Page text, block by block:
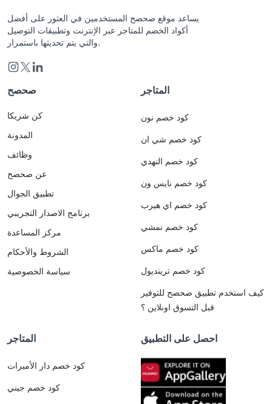
يساعد موقع صحصح المستخدمين في العثور على أفضل
أكواد الخصم للمتاجر عبر الإنترنت وتطبيقات التوصيل
والتي يتم تحديثها باستمرار.
صحصح
كن شريكا
المدونة
وظائف
عن صحصح
تطبيق الجوال
برنامج الاصدار التجريبي
مركز المساعدة
الشروط والأحكام
سياسة الخصوصية
المتاجر
كود خصم نون
كود خصم شي ان
كود خصم النهدي
كود خصم نايس ون
كود خصم اي هيرب
كود خصم نمشي
كود خصم ماكس
كود خصم ترينديول
كيف استخدم تطبيق صحصح للتوفير
قبل التسوق اونلاين ؟
المتاجر
كود خصم دار الأميرات
كود خصم جيني
احصل على التطبيق